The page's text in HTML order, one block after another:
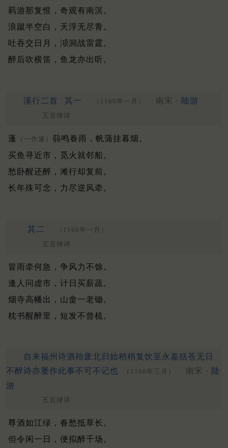
羁游那复恨，奇观有南溟。
浪蹴半空白，天浮无尽青。
吐吞交日月，澒洞战雷霆。
醉后吹横笛，鱼龙亦出听。
溪行二首 其一 （1160年一月） 南宋 · 陆游
五言律诗
蓬 （一作篷） 蒻鸣春雨，帆蒲挂暮烟。
买鱼寻近市，觅火就邻船。
愁卧醒还醉，滩行却复前。
长年殊可念，力尽逆风牵。
其二
（1160年一月）
五言律诗
冒雨牵何急，争风力不馀。
逢人问虚市，计日买薪蔬。
烟寺高幡出，山畬一老锄。
枕书醒醉里，短发不曾梳。
自来福州诗酒殆废北归始稍稍复饮至永嘉括苍无日
不醉诗亦屡作此事不可不记也
（1160年三月） 南宋 · 陆
游
五言律诗
尊酒如江绿，春愁抵草长。
但令闲一日，便拟醉千场。